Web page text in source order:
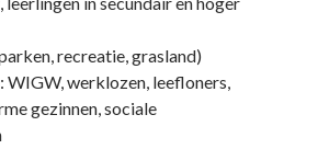
recreatie, grasland)
WIGW, werklozen, leefloners,
gezinnen, sociale